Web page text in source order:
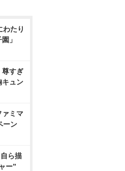
わたり
」
尊すぎ
キュン
ァミマ
ーン
ら描
ー”